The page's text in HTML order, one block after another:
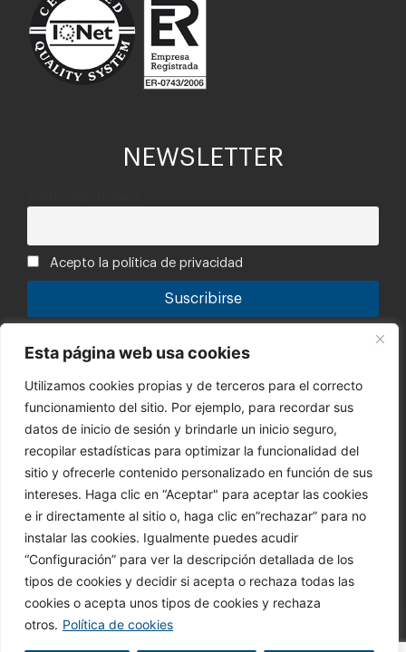
Esta página web usa cookies
Utilizamos cookies propias y de terceros para el correcto
funcionamiento del sitio. Por ejemplo, para recordar sus
datos de inicio de sesión y brindarle un inicio seguro,
recopilar estadísticas para optimizar la funcionalidad del
sitio y ofrecerle contenido personalizado en función de sus
intereses. Haga clic en “Aceptar" para aceptar las cookies
e ir directamente al sitio o, haga clic en”rechazar” para no
instalar las cookies. Igualmente puedes acudir
“Configuración” para ver la descripción detallada de los
tipos de cookies y decidir si acepta o rechaza todas las
cookies o acepta unos tipos de cookies y rechaza
otros. Política de cookies
NEWSLETTER
Acepto la política de privacidad
Tu información está segura con nosotros. Puedes leer la
política de privacidad.
Canal de denuncias
Código Ético
CONTACTO
945 364 028
info@bbi.es
Síguenos
@ 2023 BERETTA BENELLI IBERICA, S.A. es parte de Beretta